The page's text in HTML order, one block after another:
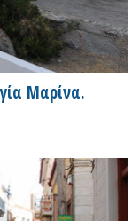
Μαρίνα.